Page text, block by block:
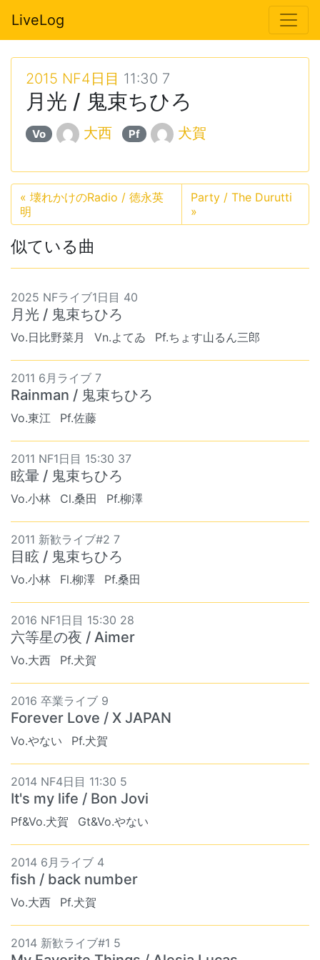
LiveLog
2015 NF4日目 11:30 7
月光 / 鬼束ちひろ
Vo 大西 Pf 犬賀
« 壊れかけのRadio / 徳永英
明
Party / The Durutti
»
似ている曲
2025 NFライブ1日目 40
月光 / 鬼束ちひろ
Vo.日比野菜月 Vn.よてゐ Pf.ちょす山るん三郎
2011 6月ライブ 7
Rainman / 鬼束ちひろ
Vo.東江 Pf.佐藤
2011 NF1日目 15:30 37
眩暈 / 鬼束ちひろ
Vo.小林 Cl.桑田 Pf.柳澤
2011 新歓ライブ#2 7
目眩 / 鬼束ちひろ
Vo.小林 Fl.柳澤 Pf.桑田
2016 NF1日目 15:30 28
六等星の夜 / Aimer
Vo.大西 Pf.犬賀
2016 卒業ライブ 9
Forever Love / X JAPAN
Vo.やない Pf.犬賀
2014 NF4日目 11:30 5
It's my life / Bon Jovi
Pf&Vo.犬賀 Gt&Vo.やない
2014 6月ライブ 4
fish / back number
Vo.大西 Pf.犬賀
2014 新歓ライブ#1 5